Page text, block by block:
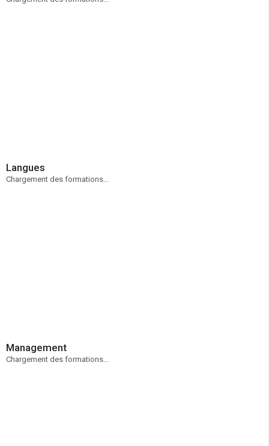
Langues
Chargement des formations...
Management
Chargement des formations...